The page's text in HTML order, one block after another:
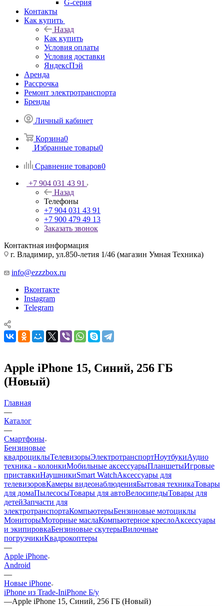
G-серия
Контакты
Как купить
Назад
Как купить
Условия оплаты
Условия доставки
ЯндексПэй
Аренда
Рассрочка
Ремонт электротранспорта
Бренды
Личный кабинет
Корзина0
Избранные товары0
Сравнение товаров0
+7 904 031 43 91
Назад
Телефоны
+7 904 031 43 91
+7 900 479 49 13
Заказать звонок
Контактная информация
г. Владимир, ул.850-летия 1/46 (магазин Умная Техника)
info@ezzzbox.ru
Вконтакте
Instagram
Telegram
Apple iPhone 15, Синий, 256 ГБ
(Новый)
Главная
—
Каталог
—
Смартфоны
Бензиновые
квадроциклыТелевизорыЭлектротранспортНоутбукиАудио
техника - колонкиМобильные аксессуарыПланшетыИгровые
приставкиНаушникиSmart WatchАксессуары для
телевизоровКамеры видеонаблюденияБытовая техникаТовары
для домаПылесосыТовары для автоВелосипедыТовары для
детейЗапчасти для
электротранспортаКомпьютерыБензиновые мотоциклы
МониторыМоторные маслаКомпьютерное креслоАксессуары
и экипировкаБензиновые скутерыВилочные
погрузчикиКвадрокоптеры
—
Apple iPhone
Android
—
Новые iPhone
iPhone из Trade-IniPhone Б/у
—Apple iPhone 15, Синий, 256 ГБ (Новый)